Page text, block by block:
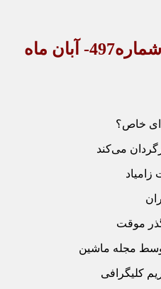
فهرست مجله ماشین شماره497- آبان ماه
خاص؟
می‏‌کند
زامیاد
مجله ماشین
کلیگرافی